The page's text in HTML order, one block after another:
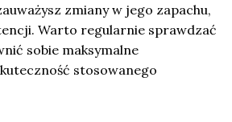
zmiany w jego zapachu,
Warto regularnie sprawdzać
sobie maksymalne
stosowanego